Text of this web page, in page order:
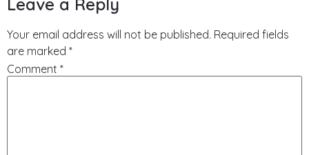
Leave a Reply
Your email address will not be published. Required fields
are marked *
Comment *